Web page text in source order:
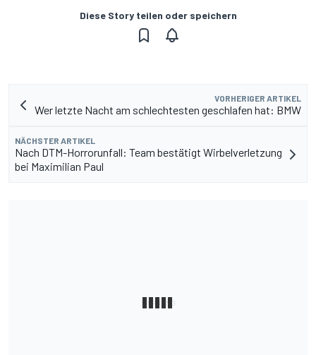
Diese Story teilen oder speichern
VORHERIGER ARTIKEL
Wer letzte Nacht am schlechtesten geschlafen hat: BMW
NÄCHSTER ARTIKEL
Nach DTM-Horrorunfall: Team bestätigt Wirbelverletzung
bei Maximilian Paul